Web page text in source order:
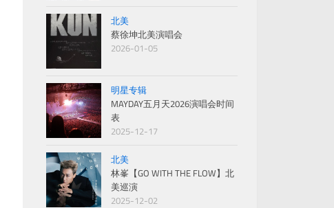
北美
蔡徐坤北美演唱会
2026-01-05
明星专辑
MAYDAY五月天2026演唱会时间
表
2025-12-17
北美
林峯【GO WITH THE FLOW】北
美巡演
2025-12-02